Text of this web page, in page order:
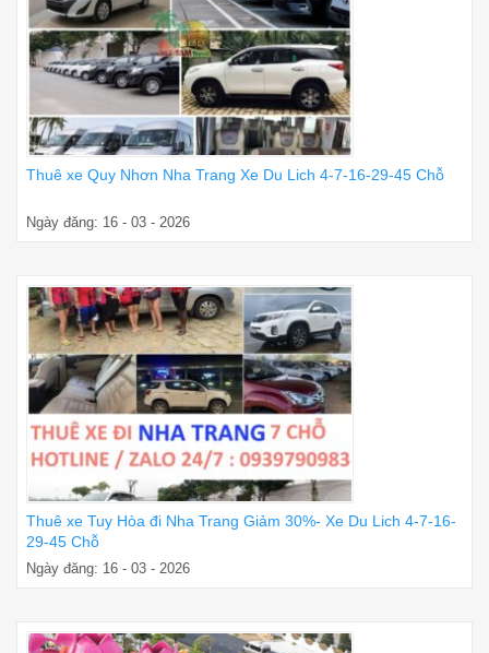
Thuê xe Quy Nhơn Nha Trang Xe Du Lich 4-7-16-29-45 Chỗ
Ngày đăng: 16 - 03 - 2026
Thuê xe Tuy Hòa đi Nha Trang Giảm 30%- Xe Du Lich 4-7-16-
29-45 Chỗ
Ngày đăng: 16 - 03 - 2026